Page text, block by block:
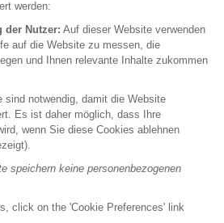
Softloop by Aplix®
Texloop by Aplix®
Síganos